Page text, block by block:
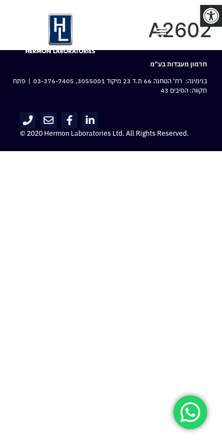
פתח סרגל נגישות
A2602
חרמון מעבדות בע“מ
בנימינה: רח‘ הטחנה 66 ת.ד 23 מיקוד 3055001,
03-376-7405 | פתח
תקווה: הסיבים 43
© 2020 Hermon Laboratories Ltd. All Rights Reserved.